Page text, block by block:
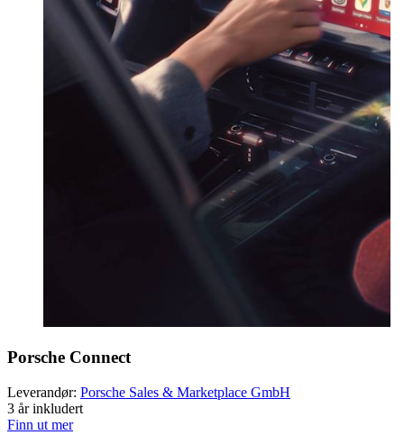
Porsche Connect
Leverandør: Porsche Sales & Marketplace GmbH
3 år inkludert
Finn ut mer